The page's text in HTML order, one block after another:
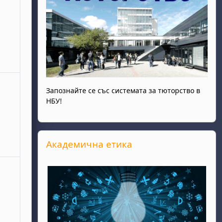
28 юнинеделя, 29 юни
Запознайте се със системата за тюторство в
НБУ!
Прескочи Академична етика
Академична етика